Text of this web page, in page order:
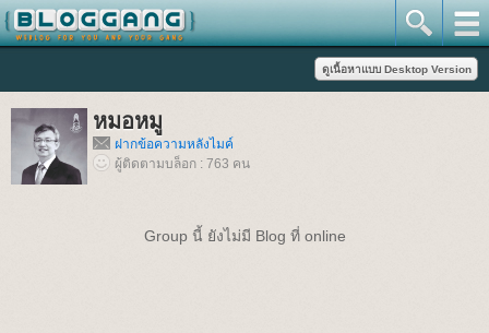
หมอหมู
ฝากข้อความหลังไมค์
ผู้ติดตามบล็อก : 763 คน
Group นี้ ยังไม่มี Blog ที่ online